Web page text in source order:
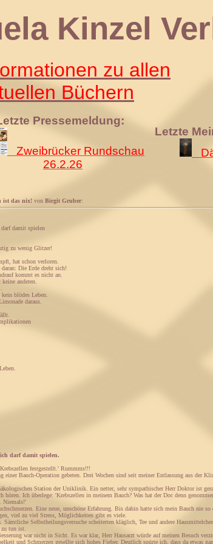
zu allen
Büchern
Pressemeldung:
Zweibrücker Rundschau
26.2.26
Letzte
ist das nix! von Birgit Gruber:
damit spielen
zu wenig Glitzer!
hat schon verloren.
Die Erde dreht sich!
kommt es nicht an.
anderen.
blödes Leben.
daraus.
darf damit spielen.
festgestellt.' Rummms!!!
einer Bauch-Operation gebeten. Drei Wochen sind seit meiner Entlassung aus der
Station der Uniklinik. Ein netter, sehr sympathischer Herr Doktor ist
Ich überlege: 'Krebszellen in meinem Bauch? Was hat der Doc denn
Niemals!'
Eine neue, unschöne Erfahrung. Bis dahin hatte sich mein Bauch nie
viel zu viel Stress, Möglichkeiten gibt es viele.
Sämtliche Selbstheilungsversuche scheiterten kläglich, Tee und andere
tun ist.
war nicht in Sicht. Es war klar, Herr Hausarzt würde auf meinen Besuch
und Schmerzen gesellte sich hohes Fieber. Deutlich spürte ich, dass da etwas